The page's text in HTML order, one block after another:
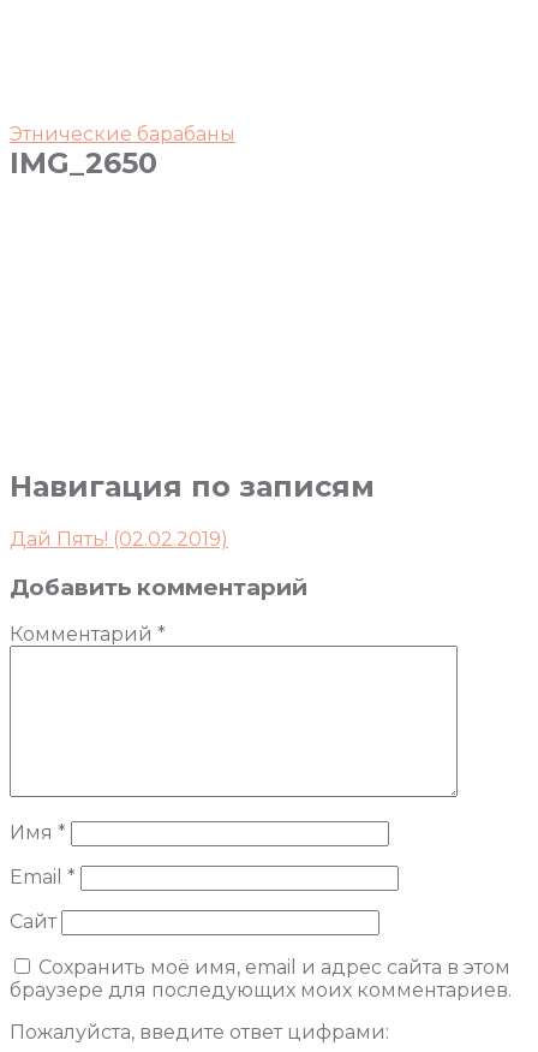
Этнические барабаны
IMG_2650
Навигация по записям
Дай Пять! (02.02.2019)
Добавить комментарий
Комментарий *
Имя *
Email *
Сайт
Сохранить моё имя, email и адрес сайта в этом
браузере для последующих моих комментариев.
Пожалуйста, введите ответ цифрами: